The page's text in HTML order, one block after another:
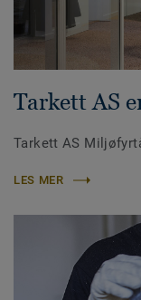
Tarkett AS
Tarkett AS
LES MER